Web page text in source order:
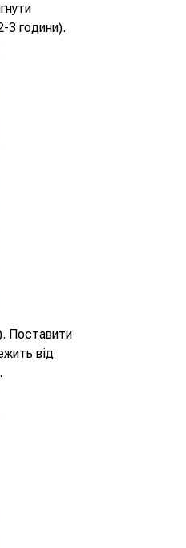
3 години).
Поставити
від